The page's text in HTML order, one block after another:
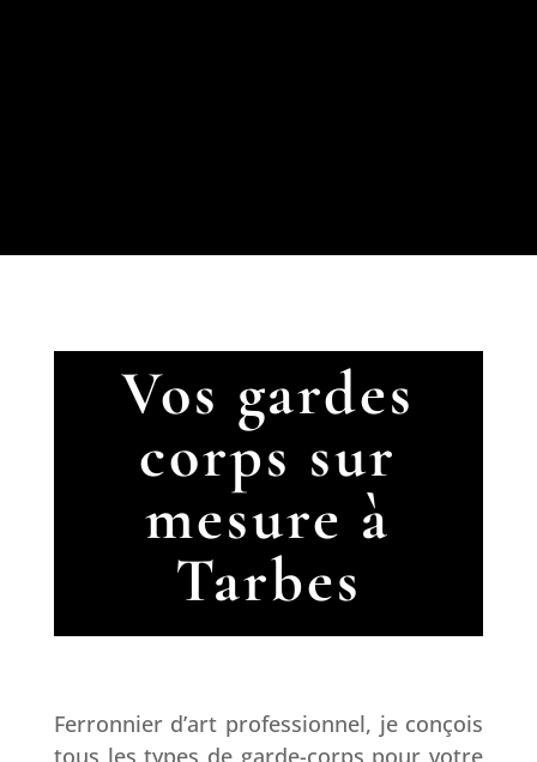
Vos gardes
corps sur
mesure à
Tarbes
Ferronnier d’art professionnel, je conçois
tous les types de garde-corps pour votre